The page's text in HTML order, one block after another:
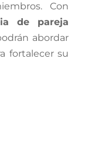
Con
de pareja
abordar
fortalecer su